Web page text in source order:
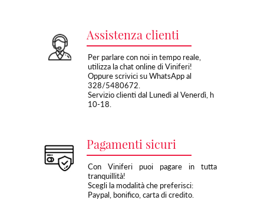
Assistenza clienti
Per parlare con noi in tempo reale,
utilizza la chat online di Viniferi!
Oppure scrivici su WhatsApp al
328/5480672.
Servizio clienti dal Lunedì al Venerdì, h
10-18.
Pagamenti sicuri
Con Viniferi puoi pagare in tutta
tranquillità!
Scegli la modalità che preferisci:
Paypal, bonifico, carta di credito.